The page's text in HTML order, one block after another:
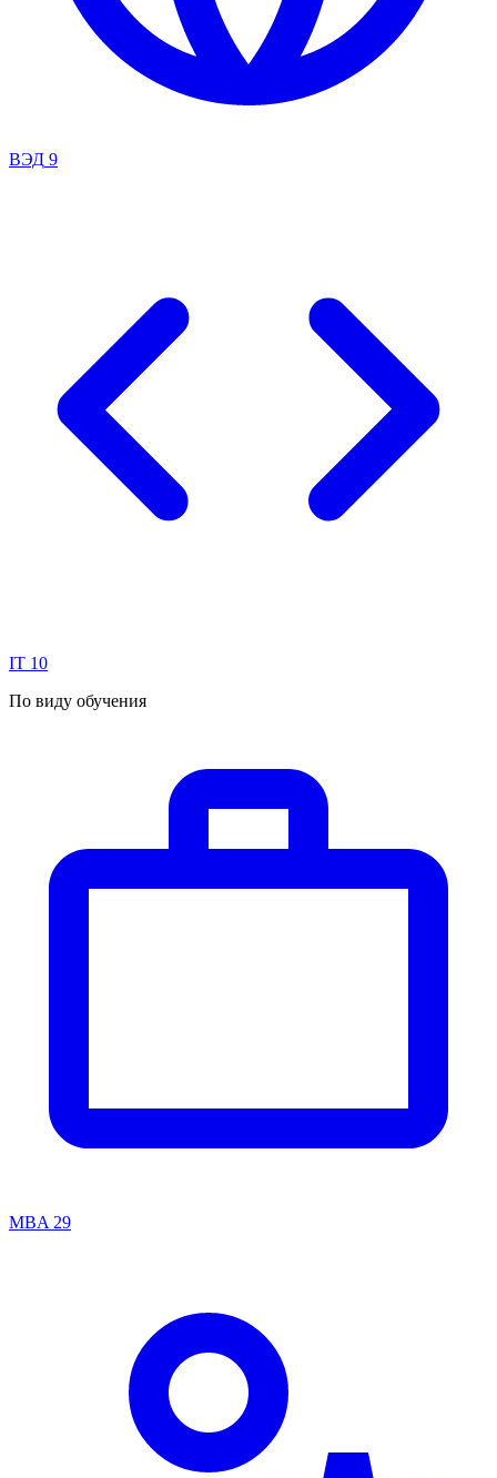
ВЭД 9
IT 10
По виду обучения
MBA 29